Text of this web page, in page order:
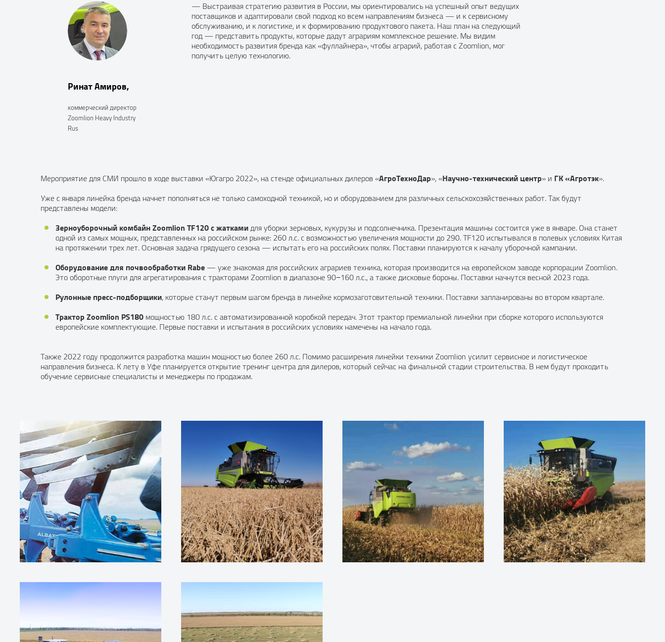
Ринат Амиров,
коммерческий директор
Zoomlion Heavy Industry
Rus
— Выстраивая стратегию развития в России, мы ориентировались на успешный опыт ведущих
поставщиков и адаптировали свой подход ко всем направлениям бизнеса — и к сервисному
обслуживанию, и к логистике, и к формированию продуктового пакета. Наш план на следующий
год — представить продукты, которые дадут аграриям комплексное решение. Мы видим
необходимость развития бренда как «фуллайнера», чтобы аграрий, работая с Zoomlion, мог
получить целую технологию.
Мероприятие для СМИ прошло в ходе выставки «Югагро 2022», на стенде официальных дилеров «АгроТехноДар», «Научно-технический центр» и ГК «Агротэк».
Уже с января линейка бренда начнет пополняться не только самоходной техникой, но и оборудованием для различных сельскохозяйственных работ. Так будут
представлены модели:
Зерноуборочный комбайнZoomlion TF120 с жаткамидля уборки зерновых, кукурузы и подсолнечника. Презентация машины состоится уже в январе. Она станет
одной из самых мощных, представленных на российском рынке: 260 л.с. с возможностью увеличения мощности до 290. TF120 испытывался в полевых условиях Китая
на протяжении трех лет. Основная задача грядущего сезона — испытать его на российских полях. Поставки планируются к началу уборочной кампании.
Оборудование для почвообработки Rabe — уже знакомая для российских аграриев техника, которая производится на европейском заводе корпорации Zoomlion.
Это оборотные плуги для агрегатирования с тракторами Zoomlion в диапазоне 90−160 л.с., а также дисковые бороны. Поставки начнутся весной 2023 года.
Рулонные пресс-подборщики, которые станут первым шагом бренда в линейке кормозаготовительной техники. Поставки запланированы во втором квартале.
Трактор Zoomlion PS180 мощностью 180 л.с. с автоматизированной коробкой передач. Этот трактор премиальной линейки при сборке которого используются
европейские комплектующие. Первые поставки и испытания в российских условиях намечены на начало года.
Также 2022 году продолжится разработка машин мощностью более 260 л.с. Помимо расширения линейки техники Zoomlion усилит сервисное и логистическое
направления бизнеса. К лету в Уфе планируется открытие тренинг центра для дилеров, который сейчас на финальной стадии строительства. В нем будут проходить
обучение сервисные специалисты и менеджеры по продажам.